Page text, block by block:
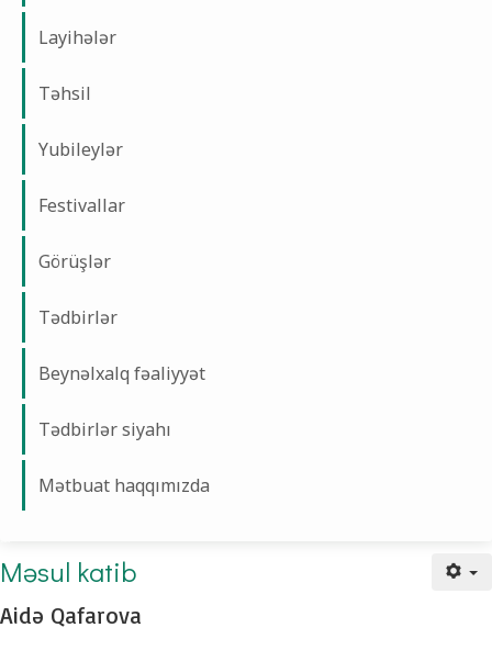
Layihələr
Təhsil
Yubileylər
Festivallar
Görüşlər
Tədbirlər
Beynəlxalq fəaliyyət
Tədbirlər siyahı
Mətbuat haqqımızda
Məsul katib
Aidə Qafarova